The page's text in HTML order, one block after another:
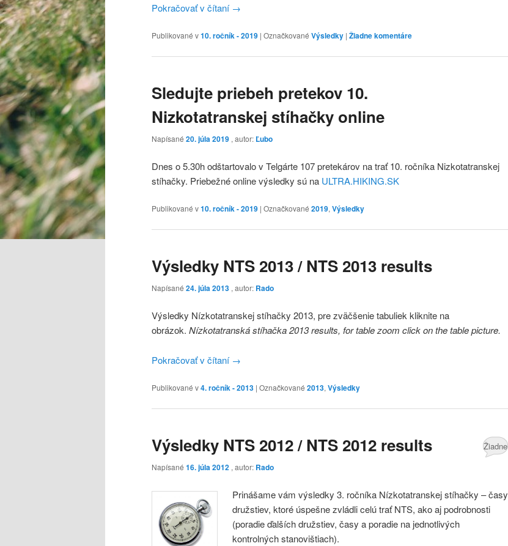
Pokračovať v čítaní →
Publikované v10. ročník - 2019 | Označkované Výsledky | Žiadne komentáre
Sledujte priebeh pretekov 10.
Nizkotatranskej stíhačky online
Napísané 20. júla 2019 , autor: Ľubo
Dnes o 5.30h odštartovalo v Telgárte 107 pretekárov na trať 10. ročníka Nizkotatranskej
stíhačky. Priebežné online výsledky sú na ULTRA.HIKING.SK
Publikované v10. ročník - 2019 | Označkované 2019,Výsledky
Výsledky NTS 2013 / NTS 2013 results
Napísané 24. júla 2013 , autor: Rado
Výsledky Nízkotatranskej stíhačky 2013, pre zväčšenie tabuliek kliknite na
obrázok. Nízkotatranská stíhačka 2013 results, for table zoom click on the table picture.
Pokračovať v čítaní →
Publikované v4. ročník - 2013 | Označkované 2013, Výsledky
Výsledky NTS 2012 / NTS 2012 results
Napísané 16. júla 2012 , autor: Rado
Žiadne
Prinášame vám výsledky 3. ročníka Nízkotatranskej stíhačky – časy
družstiev, ktoré úspešne zvládli celú trať NTS, ako aj podrobnosti
(poradie ďalších družstiev, časy a poradie na jednotlivých
kontrolných stanovištiach).